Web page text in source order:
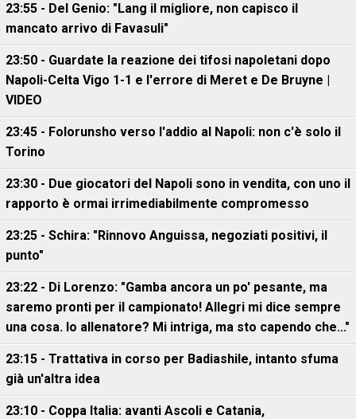
23:55 - Del Genio: "Lang il migliore, non capisco il
mancato arrivo di Favasuli"
23:50 - Guardate la reazione dei tifosi napoletani dopo
Napoli-Celta Vigo 1-1 e l'errore di Meret e De Bruyne |
VIDEO
23:45 - Folorunsho verso l'addio al Napoli: non c'è solo il
Torino
23:30 - Due giocatori del Napoli sono in vendita, con uno il
rapporto è ormai irrimediabilmente compromesso
23:25 - Schira: "Rinnovo Anguissa, negoziati positivi, il
punto"
23:22 - Di Lorenzo: "Gamba ancora un po' pesante, ma
saremo pronti per il campionato! Allegri mi dice sempre
una cosa. Io allenatore? Mi intriga, ma sto capendo che..."
23:15 - Trattativa in corso per Badiashile, intanto sfuma
già un'altra idea
23:10 - Coppa Italia: avanti Ascoli e Catania,